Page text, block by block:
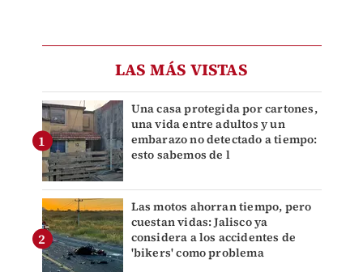
LAS MÁS VISTAS
Una casa protegida por cartones,
una vida entre adultos y un
embarazo no detectado a tiempo:
esto sabemos de l
Las motos ahorran tiempo, pero
cuestan vidas: Jalisco ya
considera a los accidentes de
'bikers' como problema